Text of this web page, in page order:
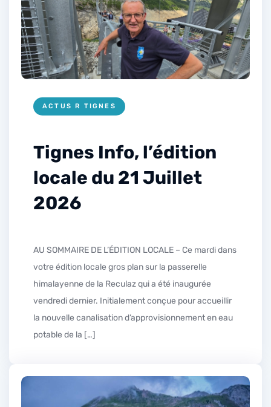
ACTUS R TIGNES
Tignes Info, l’édition
locale du 21 Juillet
2026
AU SOMMAIRE DE L’ÉDITION LOCALE – Ce mardi dans
votre édition locale gros plan sur la passerelle
himalayenne de la Reculaz qui a été inaugurée
vendredi dernier. Initialement conçue pour accueillir
la nouvelle canalisation d’approvisionnement en eau
potable de la […]